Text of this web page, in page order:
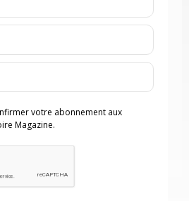
votre abonnement aux
Magazine.